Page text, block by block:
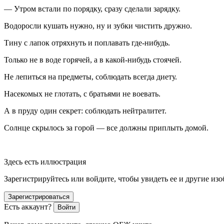
— Утром встали по порядку, сразу сделали зарядку.
Водоросли кушать нужно, ну и зубки чистить дружно.
Тину с лапок отряхнуть и поплавать где-нибудь.
Только не в воде горячей, а в какой-нибудь стоячей.
Не лепиться на предметы, соблюдать всегда диету.
Насекомых не глотать, с братьями не воевать.
А в пруду один секрет: соблюдать нейтралитет.
Солнце скрылось за горой — все должны приплыть домой.
Здесь есть иллюстрация
Зарегистрируйтесь или войдите, чтобы увидеть ее и другие
Зарегистрироваться
Есть аккаунт? Войти